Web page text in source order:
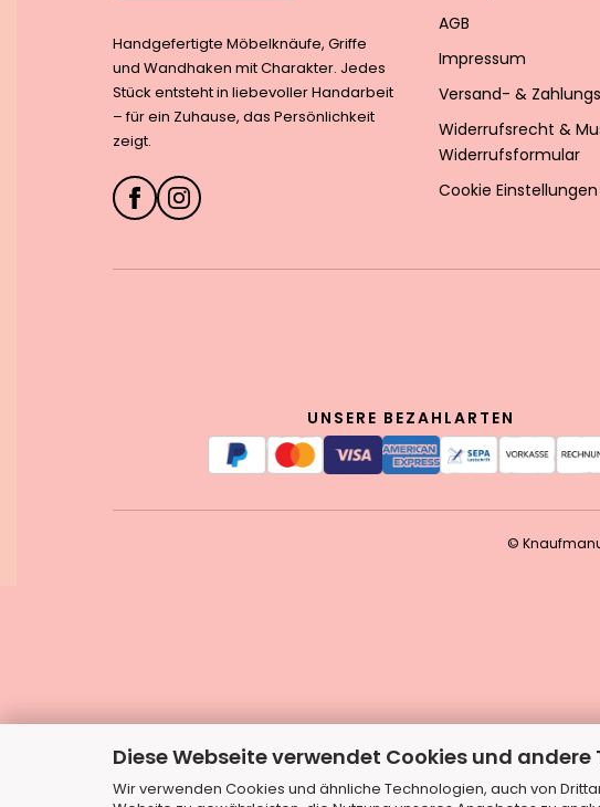
Diese Webseite verwendet Cookies und
Wir verwenden Cookies und ähnliche Technologien, auch von
Handgefertigte Möbelknäufe, Griffe
und Wandhaken mit Charakter. Jedes
Stück entsteht in liebevoller Handarbeit
– für ein Zuhause, das Persönlichkeit
zeigt.
AGB
Impressum
Versand- &
Widerrufsrecht &
Widerrufsformular
Cookie Einstellungen
UNSERE BEZAHLARTEN
©